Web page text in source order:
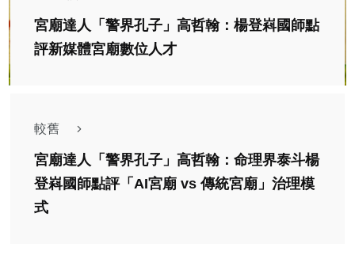
宮廟達人「警界孔子」高哲翰：楊登嵙國師點
評新媒體宮廟數位人才
較舊
宮廟達人「警界孔子」高哲翰：命理界泰斗楊
登嵙國師點評「AI宮廟 vs 傳統宮廟」治理模
式